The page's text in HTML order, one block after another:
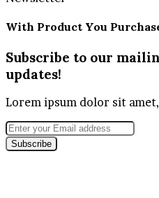
With Product You
Subscribe to our
updates!
Lorem ipsum dolor sit
Enter
your
Email